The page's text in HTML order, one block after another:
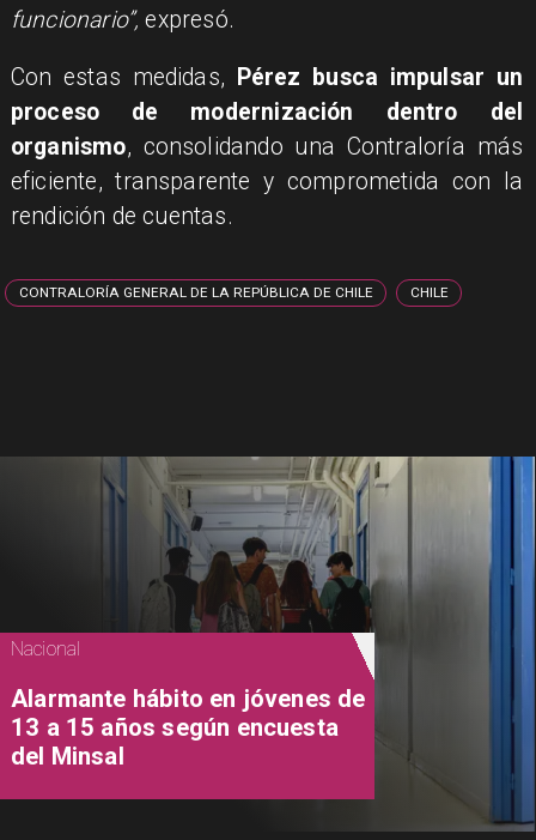
funcionario”, expresó.
Con estas medidas, Pérez busca impulsar un
proceso de modernización dentro del
organismo, consolidando una Contraloría más
eficiente, transparente y comprometida con la
rendición de cuentas.
CONTRALORÍA GENERAL DE LA REPÚBLICA DE CHILE CHILE
Nacional
Alarmante hábito en jóvenes de
13 a 15 años según encuesta
del Minsal